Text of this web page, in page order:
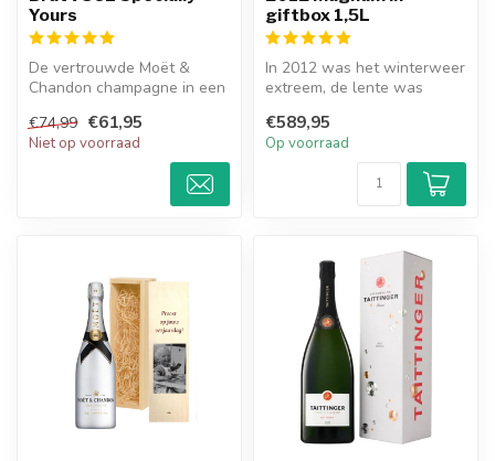
Yours
De vertrouwde Moët &
Chandon champagne in een
giftbox....
€74,99 €61,95
Niet op voorraad
giftbox 1,5L
In 2012 was het winterweer
extreem, de lente was
decennium...
€589,95
Op voorraad